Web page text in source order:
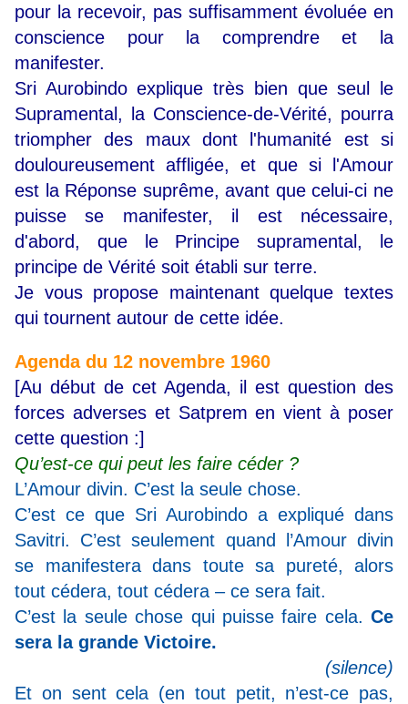
pour la recevoir, pas suffisamment évoluée en
conscience pour la comprendre et la
manifester.
Sri Aurobindo explique très bien que seul le
Supramental, la Conscience-de-Vérité, pourra
triompher des maux dont l'humanité est si
douloureusement affligée, et que si l'Amour
est la Réponse suprême, avant que celui-ci ne
puisse se manifester, il est nécessaire,
d'abord, que le Principe supramental, le
principe de Vérité soit établi sur terre.
Je vous propose maintenant quelque textes
qui tournent autour de cette idée.
Agenda du 12 novembre 1960
[Au début de cet Agenda, il est question des
forces adverses et Satprem en vient à poser
cette question :]
Qu’est-ce qui peut les faire céder ?
L’Amour divin. C’est la seule chose.
C’est ce que Sri Aurobindo a expliqué dans
Savitri. C’est seulement quand l’Amour divin
se manifestera dans toute sa pureté, alors
tout cédera, tout cédera – ce sera fait.
C’est la seule chose qui puisse faire cela. Ce
sera la grande Victoire.
(silence)
Et on sent cela (en tout petit, n’est-ce pas,